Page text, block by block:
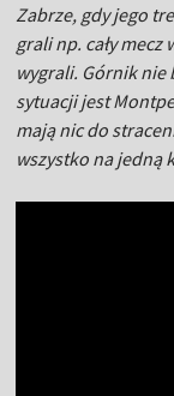
Zabrze, gdy jego
grali np. cały mecz
wygrali. Górnik nie
sytuacji jest
mają nic do
wszystko na jedną